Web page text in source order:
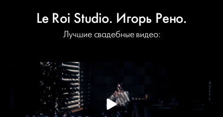
Le Roi Studio. Игорь Рено.
Лучшие свадебные видео: